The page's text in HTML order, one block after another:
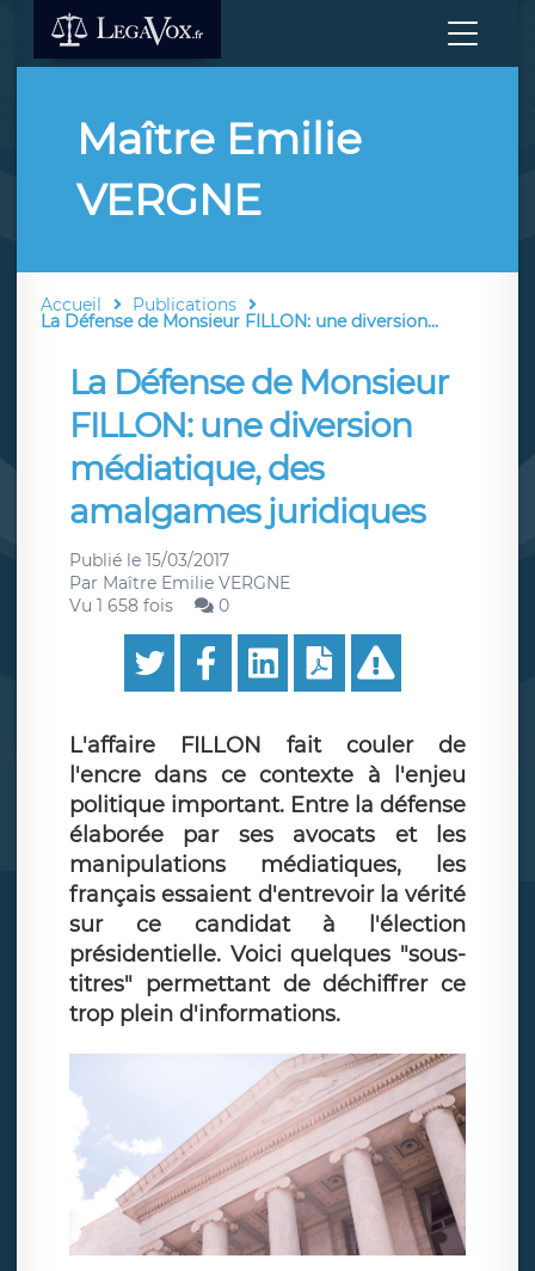
Maître Emilie
VERGNE
Accueil Publications
La Défense de Monsieur FILLON: une diversion...
La Défense de Monsieur
FILLON: une diversion
médiatique, des
amalgames juridiques
Publié le 15/03/2017
Par Maître Emilie VERGNE
Vu 1 658 fois
0
L'affaire FILLON fait couler de
l'encre dans ce contexte à l'enjeu
politique important. Entre la défense
élaborée par ses avocats et les
manipulations médiatiques, les
français essaient d'entrevoir la vérité
sur ce candidat à l'élection
présidentielle. Voici quelques "sous-
titres" permettant de déchiffrer ce
trop plein d'informations.